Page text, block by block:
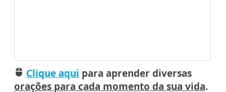
mouse Clique aqui para aprender diversas
orações para cada momento da sua vida.